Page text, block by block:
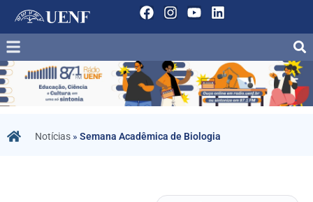
Notícias »Semana Acadêmica de Biologia